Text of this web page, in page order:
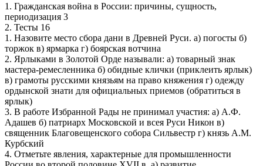
1. Гражданская война в России: причины, сущность,
периодизация 3
2. Тесты 16
1. Назовите место сбора дани в Древней Руси. а) погосты б)
торжок в) ярмарка г) боярская вотчина
2. Ярлыками в Золотой Орде называли: а) товарный знак
мастера-ремесленника б) обидные клички (приклеить ярлык)
в) грамоты русскими князьям на право княжения г) одежду
ордынской знати для официальных приемов (обратиться в
ярлык)
3. В работе Избранной Рады не принимал участия: а) А.Ф.
Адашев б) патриарх Московской и всея Руси Никон в)
священник Благовещенского собора Сильвестр г) князь А.М.
Курбский
4. Отметьте явления, характерные для промышленности